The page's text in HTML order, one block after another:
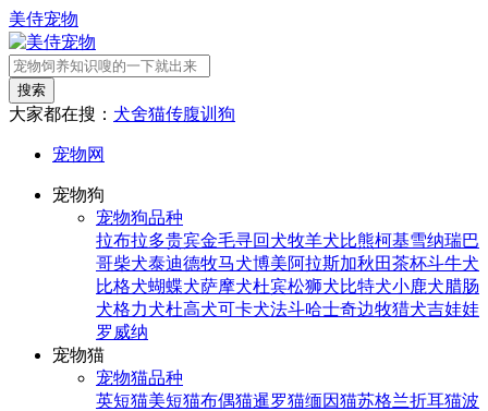
美侍宠物
搜索
大家都在搜： 犬舍猫传腹训狗
宠物网
宠物狗
宠物狗品种
拉布拉多贵宾金毛寻回犬牧羊犬比熊柯基雪纳瑞巴
哥柴犬泰迪德牧马犬博美阿拉斯加秋田茶杯斗牛犬
比格犬蝴蝶犬萨摩犬杜宾松狮犬比特犬小鹿犬腊肠
犬格力犬杜高犬可卡犬法斗哈士奇边牧猎犬吉娃娃
罗威纳
宠物猫
宠物猫品种
英短猫美短猫布偶猫暹罗猫缅因猫苏格兰折耳猫波